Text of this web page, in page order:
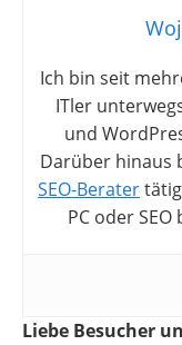
Ich bin seit
ITler
und
Darüber hinaus
SEO-Berater
PC oder
Liebe Besucher